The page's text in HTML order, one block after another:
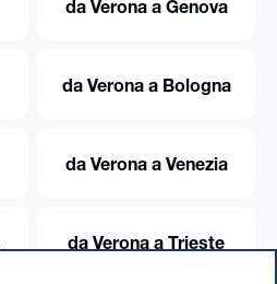
da Verona a Genova
da Verona a Bologna
da Verona a Venezia
da Verona a Trieste